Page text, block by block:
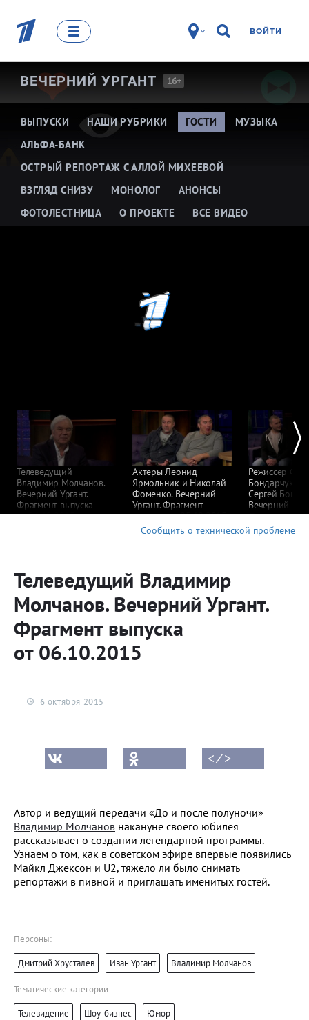
ВОЙТИ
ВЕЧЕРНИЙ УРГАНТ 16+
ВЫПУСКИ НАШИ РУБРИКИ ГОСТИ
МУЗЫКА
АЛЬФА-БАНК
ОСТРЫЙ РЕПОРТАЖ С АЛЛОЙ МИХЕЕВОЙ
ВЗГЛЯД СНИЗУ
МОНОЛОГ
АНОНСЫ
ФОТОЛЕСТНИЦА
О ПРОЕКТЕ ВСЕ ВИДЕО
Телеведущий
Владимир Молчанов.
Вечерний Ургант.
Фрагмент выпуска
от 06.10.2015
Актеры Леонид
Ярмольник и Николай
Фоменко. Вечерний
Ургант. Фрагмент
выпуска от 05.10.2015
Режиссер
Бондарчук и
Сергей
Вечерний
Фрагмент
от 02.10.2015
Сообщить о технической проблеме
Телеведущий Владимир
Молчанов. Вечерний Ургант.
Фрагмент выпуска
от 06.10.2015
6 октября 2015
< ⁄ >
Автор и ведущий передачи «До и после полуночи»
Владимир Молчанов накануне своего юбилея
рассказывает о создании легендарной программы.
Узнаем о том, как в советском эфире впервые появились
Майкл Джексон и U2, тяжело ли было снимать
репортажи в пивной и приглашать именитых гостей.
Персоны:
Дмитрий Хрусталев Иван Ургант Владимир Молчанов
Тематические категории:
Телевидение Шоу-бизнес Юмор